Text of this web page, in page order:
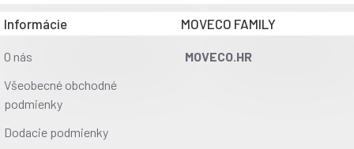
| Bielkoviny | < 1 g
| Magnézium (horčík) | 250 mg
| Vitamín C | 30 mg
voda, fruktóza, pomarančový koncentrát, mliečnan
Informácie
O nás
Všeobecné obchodné
podmienky
Dodacie podmienky
MOVECO FAMILY
MOVECO.HR